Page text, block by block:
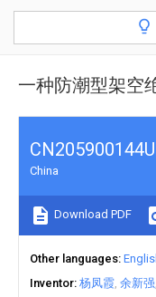
一种防潮型架空
CN205900144U
China
Download PDF
Other languages
Inventor 杨凤霞 余新强